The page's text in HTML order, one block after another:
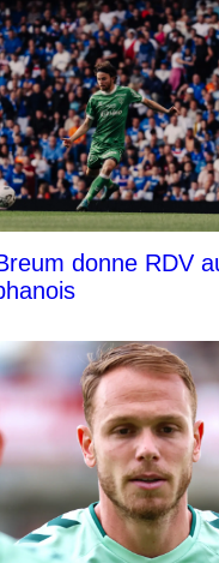
donne RDV